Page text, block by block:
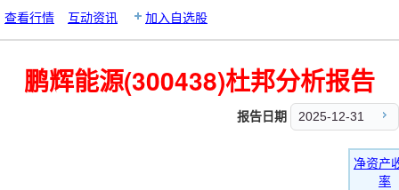
查看行情
互动资讯 加入自选股
鹏辉能源(300438)杜邦分析报告
报告日期 2025-12-31
净资产
率